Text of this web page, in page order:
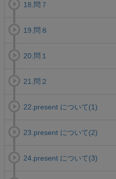
18.問７
19.問８
20.問１
21.問２
22.present について(1)
23.present について(2)
24.present について(3)